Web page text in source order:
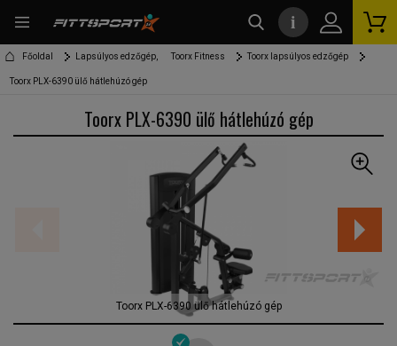
Főoldal Lapsúlyos edzőgép, Toorx Fitness Toorx lapsúlyos edzőgép
Toorx PLX-6390 ülő hátlehúzó gép
Toorx PLX-6390 ülő hátlehúzó gép
Toorx PLX-6390 ülő hátlehúzó gép
i
kereső